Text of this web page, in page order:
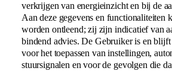
verkrijgen van energieinzicht en bij de
Aan deze gegevens en functionaliteiten
worden ontleend; zij zijn indicatief van
bindend advies. De Gebruiker is en
voor het toepassen van instellingen,
stuursignalen en voor de gevolgen die